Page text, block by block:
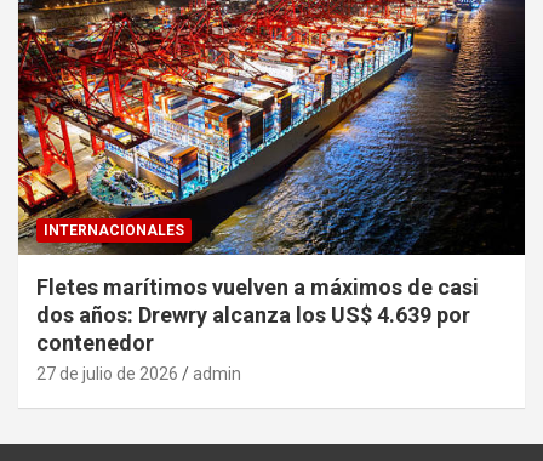
INTERNACIONALES
Fletes marítimos vuelven a máximos de casi
dos años: Drewry alcanza los US$ 4.639 por
contenedor
27 de julio de 2026 admin